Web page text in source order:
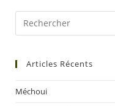
Articles Récents
Méchoui